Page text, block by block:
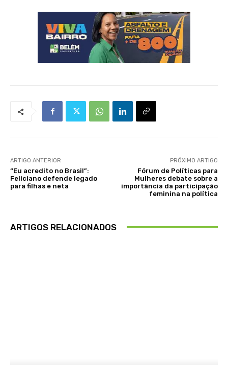
ARTIGO ANTERIOR
“Eu acredito no Brasil”:
Feliciano defende legado
para filhas e neta
PRÓXIMO ARTIGO
Fórum de Políticas para
Mulheres debate sobre a
importância da participação
feminina na política
ARTIGOS RELACIONADOS